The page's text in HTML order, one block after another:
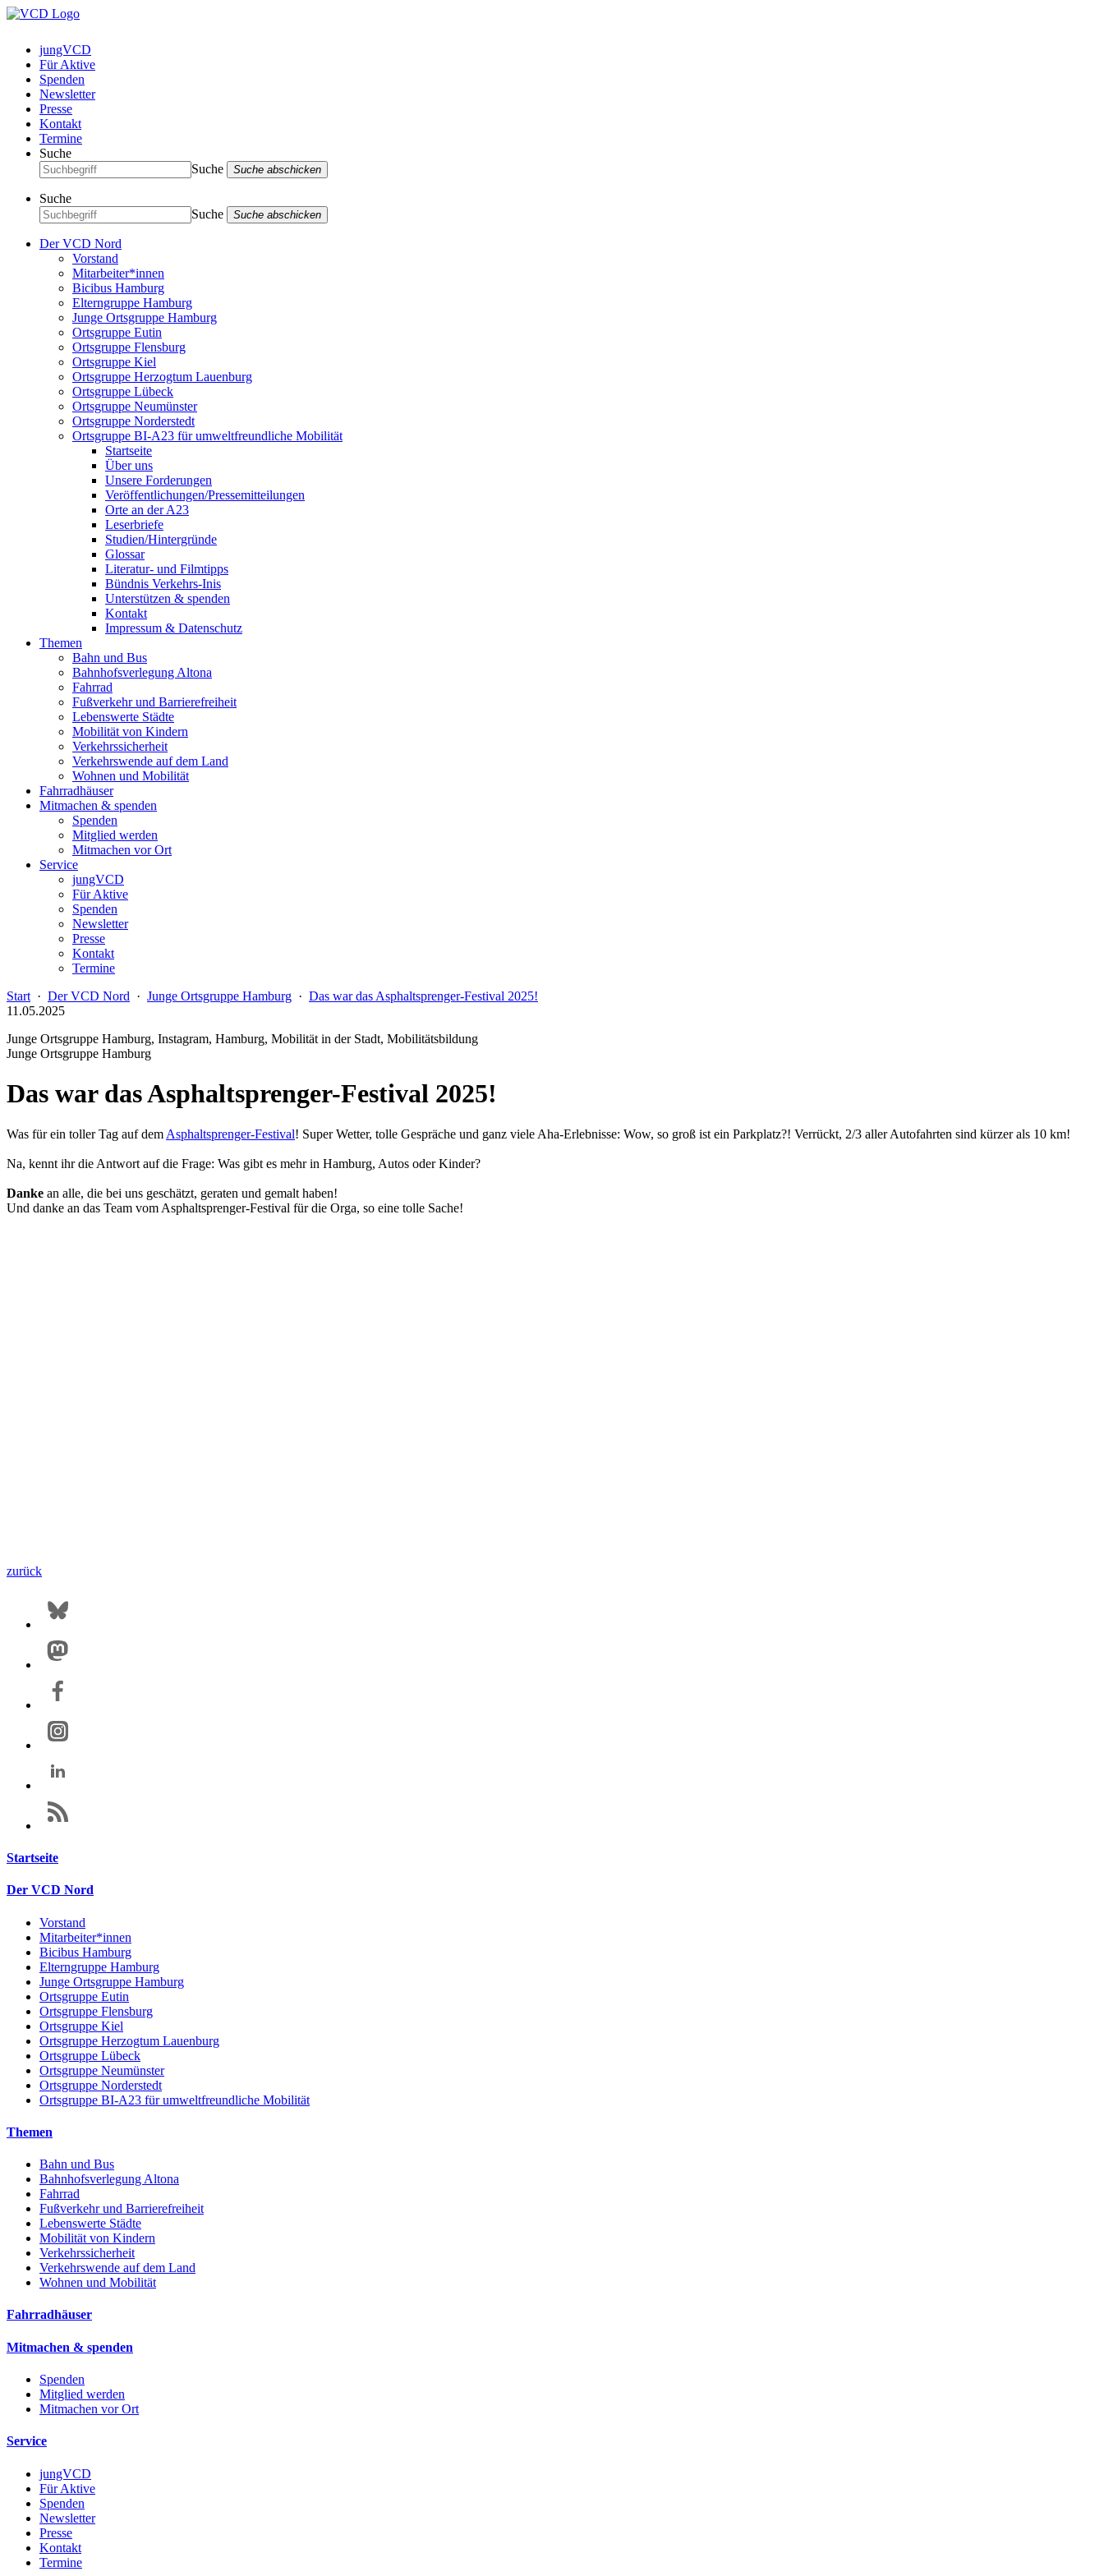
jungVCD
Für Aktive
Spenden
Newsletter
Presse
Kontakt
Termine
Suche
Suche
Suche abschicken
Suche
Suche
Suche abschicken
Der VCD Nord
Vorstand
Mitarbeiter*innen
Bicibus Hamburg
Elterngruppe Hamburg
Junge Ortsgruppe Hamburg
Ortsgruppe Eutin
Ortsgruppe Flensburg
Ortsgruppe Kiel
Ortsgruppe Herzogtum Lauenburg
Ortsgruppe Lübeck
Ortsgruppe Neumünster
Ortsgruppe Norderstedt
Ortsgruppe BI-A23 für umweltfreundliche Mobilität
Startseite
Über uns
Unsere Forderungen
Veröffentlichungen/Pressemitteilungen
Orte an der A23
Leserbriefe
Studien/Hintergründe
Glossar
Literatur- und Filmtipps
Bündnis Verkehrs-Inis
Unterstützen & spenden
Kontakt
Impressum & Datenschutz
Themen
Bahn und Bus
Bahnhofsverlegung Altona
Fahrrad
Fußverkehr und Barrierefreiheit
Lebenswerte Städte
Mobilität von Kindern
Verkehrssicherheit
Verkehrswende auf dem Land
Wohnen und Mobilität
Fahrradhäuser
Mitmachen & spenden
Spenden
Mitglied werden
Mitmachen vor Ort
Service
jungVCD
Für Aktive
Spenden
Newsletter
Presse
Kontakt
Termine
Start · Der VCD Nord · Junge Ortsgruppe Hamburg · Das war das Asphaltsprenger-Festival 2025!
11.05.2025
Junge Ortsgruppe Hamburg, Instagram, Hamburg, Mobilität in der Stadt, Mobilitätsbildung
Junge Ortsgruppe Hamburg
Das war das Asphaltsprenger-Festival 2025!
Was für ein toller Tag auf dem Asphaltsprenger-Festival! Super Wetter, tolle Gespräche und ganz viele Aha-Erlebnisse: Wow, so groß ist ein Parkplatz?! Verrückt, 2/3 aller Autofahrten sind kürzer als 10 km!
Na, kennt ihr die Antwort auf die Frage: Was gibt es mehr in Hamburg, Autos oder Kinder?
Danke an alle, die bei uns geschätzt, geraten und gemalt haben!
Und danke an das Team vom Asphaltsprenger-Festival für die Orga, so eine tolle Sache!
zurück
Startseite
Der VCD Nord
Vorstand
Mitarbeiter*innen
Bicibus Hamburg
Elterngruppe Hamburg
Junge Ortsgruppe Hamburg
Ortsgruppe Eutin
Ortsgruppe Flensburg
Ortsgruppe Kiel
Ortsgruppe Herzogtum Lauenburg
Ortsgruppe Lübeck
Ortsgruppe Neumünster
Ortsgruppe Norderstedt
Ortsgruppe BI-A23 für umweltfreundliche Mobilität
Themen
Bahn und Bus
Bahnhofsverlegung Altona
Fahrrad
Fußverkehr und Barrierefreiheit
Lebenswerte Städte
Mobilität von Kindern
Verkehrssicherheit
Verkehrswende auf dem Land
Wohnen und Mobilität
Fahrradhäuser
Mitmachen & spenden
Spenden
Mitglied werden
Mitmachen vor Ort
Service
jungVCD
Für Aktive
Spenden
Newsletter
Presse
Kontakt
Termine